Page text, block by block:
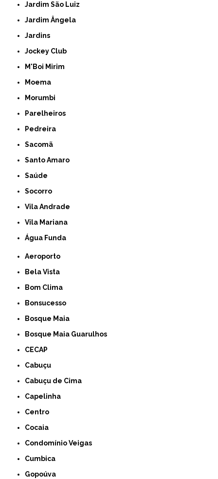
Jardim São Luiz
Jardim Ângela
Jardins
Jockey Club
M'Boi Mirim
Moema
Morumbi
Parelheiros
Pedreira
Sacomã
Santo Amaro
Saúde
Socorro
Vila Andrade
Vila Mariana
Água Funda
Aeroporto
Bela Vista
Bom Clima
Bonsucesso
Bosque Maia
Bosque Maia Guarulhos
CECAP
Cabuçu
Cabuçu de Cima
Capelinha
Centro
Cocaia
Condomínio Veigas
Cumbica
Gopoúva